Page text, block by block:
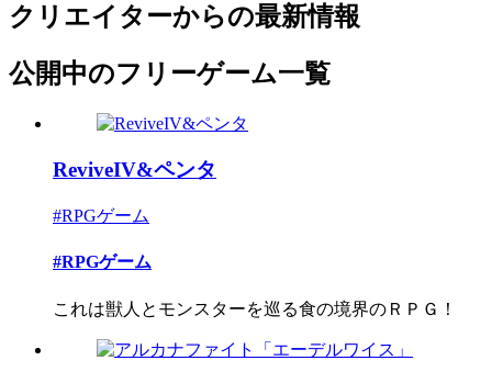
クリエイターからの最新情報
公開中のフリーゲーム一覧
ReviveIV&ペンタ
#RPGゲーム
#RPGゲーム
これは獣人とモンスターを巡る食の境界のＲＰＧ！